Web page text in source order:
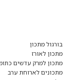
בורגול מתכון
מתכון לאורז
מתכון למרק עדשים
מתכונים לארוחת ערב